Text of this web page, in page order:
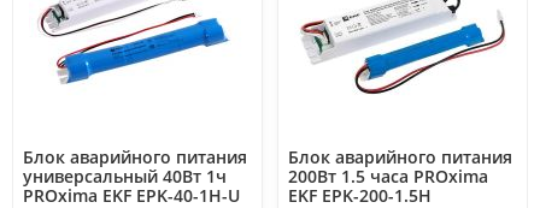
Блок аварийного питания
универсальный 40Вт 1ч
PROxima EKF EPK-40-1H-U
Блок аварийного питания
200Вт 1.5 часа PROxima
EKF EPK-200-1.5H